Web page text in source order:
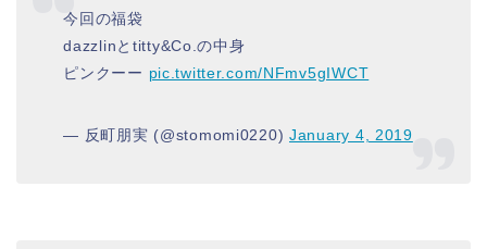
今回の福袋
dazzlinとtitty&Co.の中身
ピンクーー pic.twitter.com/NFmv5gIWCT
— 反町朋実 (@stomomi0220)January 4, 2019